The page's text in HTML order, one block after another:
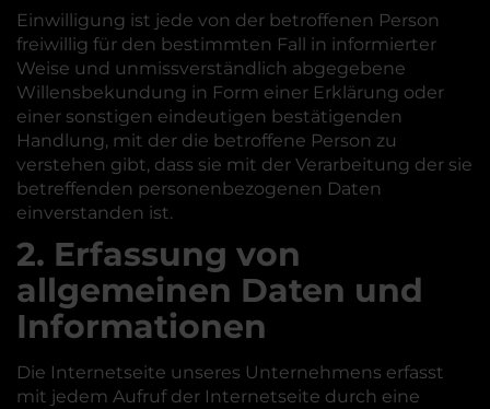
Einwilligung ist jede von der betroffenen Person
freiwillig für den bestimmten Fall in informierter
Weise und unmissverständlich abgegebene
Willensbekundung in Form einer Erklärung oder
einer sonstigen eindeutigen bestätigenden
Handlung, mit der die betroffene Person zu
verstehen gibt, dass sie mit der Verarbeitung der sie
betreffenden personenbezogenen Daten
einverstanden ist.
2. Erfassung von
allgemeinen Daten und
Informationen
Die Internetseite unseres Unternehmens erfasst
mit jedem Aufruf der Internetseite durch eine